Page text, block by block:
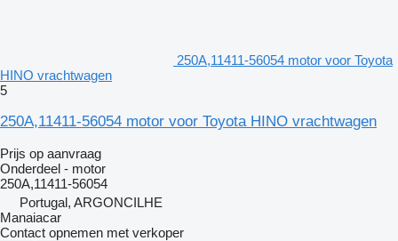
250A,11411-56054 motor voor Toyota
HINO vrachtwagen
5
250A,11411-56054 motor voor Toyota HINO vrachtwagen
Prijs op aanvraag
Onderdeel - motor
250A,11411-56054
Portugal, ARGONCILHE
Manaiacar
Contact opnemen met verkoper